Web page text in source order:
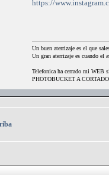
https://
Un buen aterrizaje es el que
Un gran aterrizaje es cuando el
Telefonica ha cerrado mi WEB
PHOTOBUCKET A